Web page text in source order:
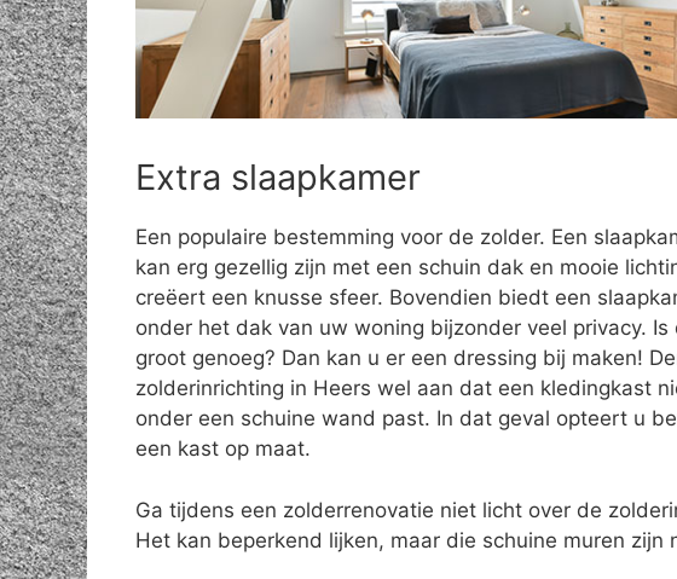
Extra slaapkamer
Een populaire bestemming voor de zolder. Een
kan erg gezellig zijn met een schuin dak en mooie
creëert een knusse sfeer. Bovendien biedt een
onder het dak van uw woning bijzonder veel privacy. Is
groot genoeg? Dan kan u er een dressing bij maken!
zolderinrichting in Heers wel aan dat een kledingkast
onder een schuine wand past. In dat geval opteert u
een kast op maat.
Ga tijdens een zolderrenovatie niet licht over de
Het kan beperkend lijken, maar die schuine muren zijn